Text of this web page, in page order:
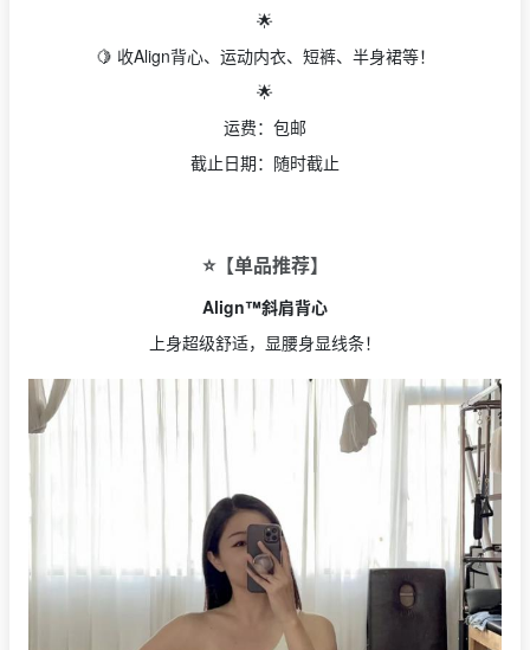
🌟
🍋 收Align背心、运动内衣、短裤、半身裙等！
🌟
运费：包邮
截止日期：随时截止
⭐️【单品推荐】
Align™斜肩背心
上身超级舒适，显腰身显线条！